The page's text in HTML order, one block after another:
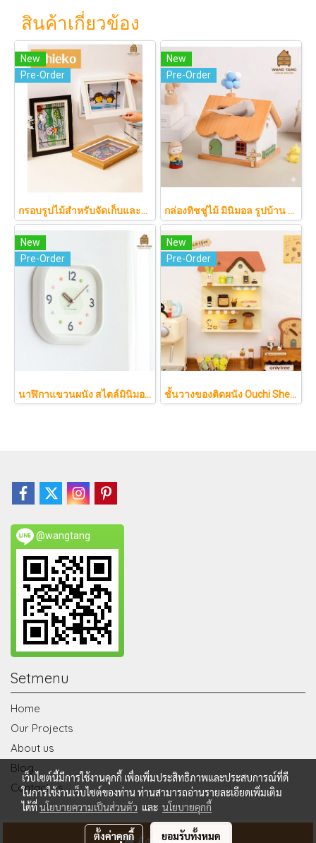
สินค้าเกี่ยวข้อง
New
Pre-Order
กรอบรูปไม้สำหรับจัดเก็บและโชว์ผลงานศิลปะเด็ก เปิดปิดได้ เปลี่ยนรูปง่าย Chieko
New
Pre-Order
กล่องทิชชู่ไม้ มินิมอล รูปบ้าน Nordic แต่งบ้านน่ารัก ฝาแม่เหล็ก มีช่องเสียบการ์ด (สำหรับทิชชู่ไซส์ S)
New
Pre-Order
นาฬิกาแขวนผนัง สไตล์มินิมอลโมเดิร์น โทนสีครีมนวลพาสเทล ดีไซน์สี่เหลี่ยมโค้งมนสวยเก๋ เดินเงียบสนิทไร้เสียงรบกวน รุ่น SAWA แบรนด์ NEO KOREA
New
Pre-Order
ชั้นวางของติดผนัง Ouchi Shelf (おうちシェルフ) ดีไซน์บ้านไม้สุดน่ารัก ช่วยจัดระเบียบของสะสมให้ดูอบอุ่นสไตล์ญี่ปุ่น
@wangtang
Setmenu
Home
Our Projects
About us
Blog
Contact us
© Copyright 2020 All Rights Reserved. wangtangdecor.com
เว็บไซต์นี้มีการใช้งานคุกกี้ เพื่อเพิ่มประสิทธิภาพและประสบการณ์ที่ดี
ในการใช้งานเว็บไซต์ของท่าน ท่านสามารถอ่านรายละเอียดเพิ่มเติม
ได้ที่นโยบายความเป็นส่วนตัว และ นโยบายคุกกี้
ตั้งค่าคุกกี้ ยอมรับทั้งหมด